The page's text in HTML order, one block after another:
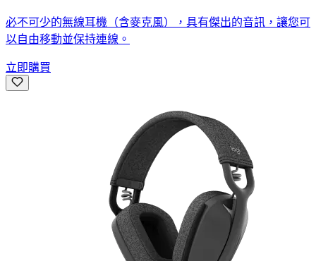
必不可少的無線耳機（含麥克風），具有傑出的音訊，讓您可
以自由移動並保持連線。
立即購買